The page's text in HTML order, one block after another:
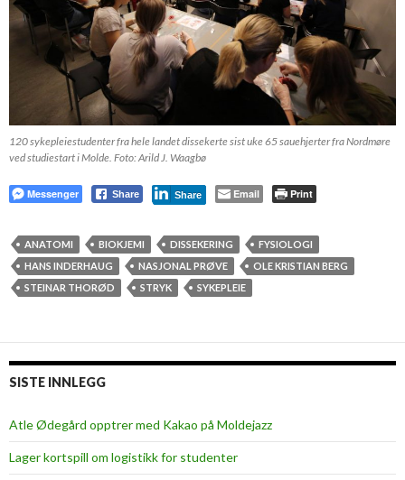
120 sykepleiestudenter fra hele landet dissekerte sist uke 65 sauehjerter fra Nordmøre
ved studiestart i Molde. Foto: Arild J. Waagbø
Messenger Share Share Email Print
ANATOMI BIOKJEMI DISSEKERING
FYSIOLOGI
HANS INDERHAUG
NASJONAL PRØVE
OLE KRISTIAN BERG
STEINAR THORØD
STRYK SYKEPLEIE
SISTE INNLEGG
Atle Ødegård opptrer med Kakao på Moldejazz
Lager kortspill om logistikk for studenter